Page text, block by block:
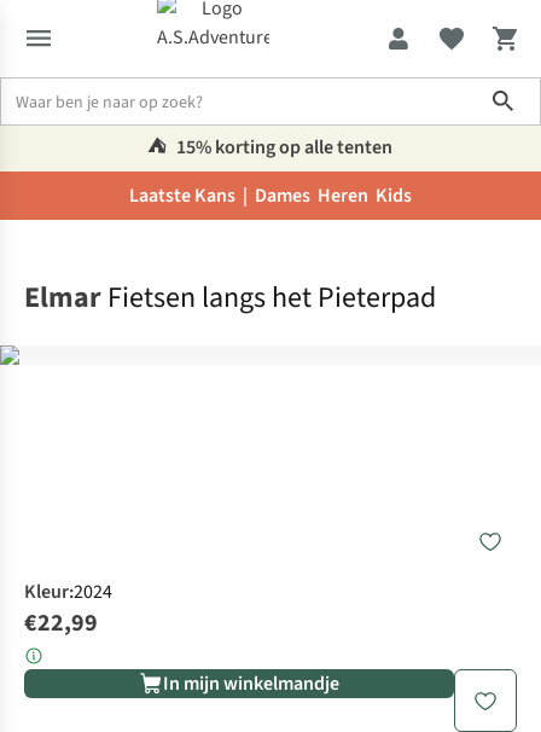
⛺️ 15% korting op alle tenten
Laatste Kans | Dames Heren Kids
Elmar Fietsen langs het Pieterpad
Kleur:2024
€22,99
In mijn winkelmandje